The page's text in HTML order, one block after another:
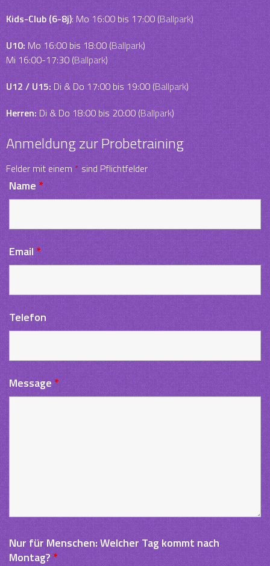
Kids-Club (6-8j): Mo 16:00 bis 17:00 (Ballpark)
U10: Mo 16:00 bis 18:00 (Ballpark)
Mi 16:00-17:30 (Ballpark)
U12 / U15: Di & Do 17:00 bis 19:00 (Ballpark)
Herren: Di & Do 18:00 bis 20:00 (Ballpark)
Anmeldung zur Probetraining
Felder mit einem * sind Pflichtfelder
Name*
Email*
Telefon
Message *
Nur für Menschen: Welcher Tag kommt nach
Montag?*